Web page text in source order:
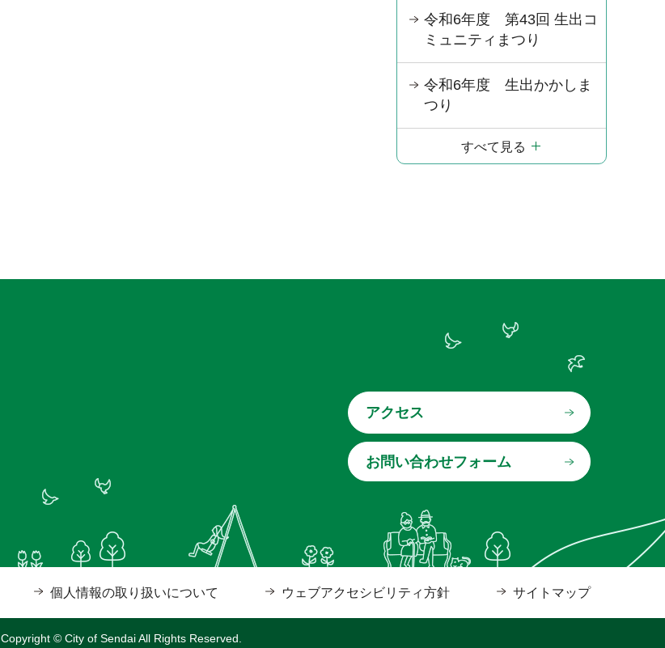
令和6年度 第43回 生出コ
ミュニティまつり
令和6年度 生出かかしま
つり
すべて見る
アクセス
個人情報の取り扱いについて ウェブアクセシビリティ方針 サイトマップ
Copyright © City of Sendai All Rights Reserved.